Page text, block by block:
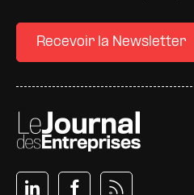
Recevoir la Newsletter